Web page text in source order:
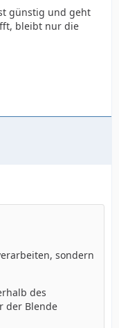
günstig und geht
bleibt nur die
sondern
des
der Blende